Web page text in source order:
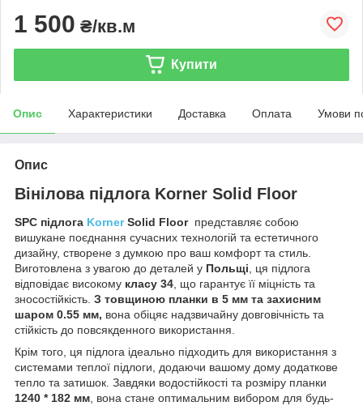
1 500 ₴/кв.м
Купити
Опис Характеристики Доставка Оплата Умови
Опис
Вінілова підлога Korner Solid Floor
SPC підлога KornerSolid Floorпредставляє собою
вишукане поєднання сучасних технологій та естетичного
дизайну, створене з думкою про ваш комфорт та стиль.
Виготовлена з увагою до деталей у Польщі, ця підлога
відповідає високому класу 34, що гарантує її міцність та
зносостійкість. З товщиною планки в 5 мм та захисним
шаром 0.55 мм, вона обіцяє надзвичайну довговічність та
стійкість до повсякденного використання.
Крім того, ця підлога ідеально підходить для використання з
системами теплої підлоги, додаючи вашому дому додаткове
тепло та затишок. Завдяки водостійкості та розміру планки
1240 * 182 мм, вона стане оптимальним вибором для будь-